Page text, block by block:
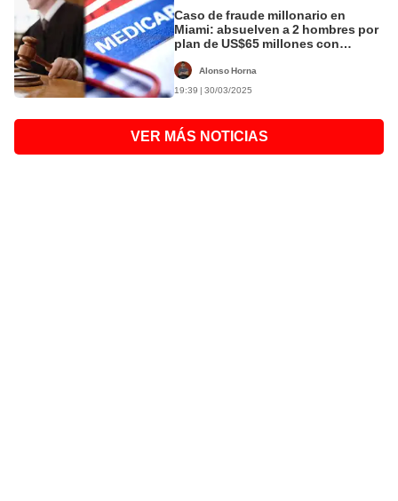
Caso de fraude millonario en
Miami: absuelven a 2 hombres por
plan de US$65 millones con
Alonso Horna
19:39 | 30/03/2025
VER MÁS NOTICIAS